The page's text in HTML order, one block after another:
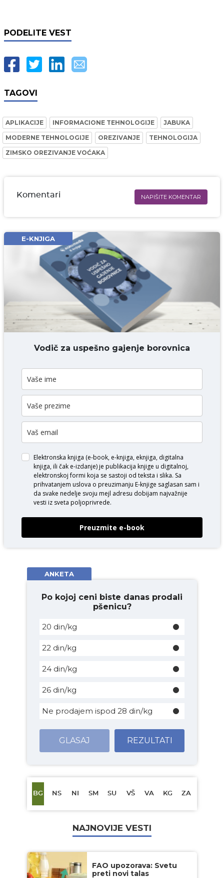
PODELITE VEST
TAGOVI
APLIKACIJE INFORMACIONE TEHNOLOGIJE
JABUKA
MODERNE TEHNOLOGIJE
OREZIVANJE
TEHNOLOGIJA
ZIMSKO OREZIVANJE VOĆAKA
Komentari NAPIŠITE KOMENTAR
Email* obavezno
Komentar* obavezno
DODAJ KOMENTAR
E-KNJIGA
Vodič za uspešno gajenje borovnica
Elektronska knjiga (e-book, e-knjiga, eknjiga, digitalna
knjiga, ili čak e-izdanje) je publikacija knjige u digitalnoj,
elektronskoj formi koja se sastoji od teksta i slika. Sa
prihvatanjem uslova o preuzimanju E-knjige saglasan sam i
da svake nedelje svoju mejl adresu dobijam najvažnije
vesti iz sveta poljoprivrede.
Preuzmite e-book
ANKETA
Po kojoj ceni biste danas prodali
pšenicu?
20 din/kg
22 din/kg
24 din/kg
26 din/kg
Ne prodajem ispod 28 din/kg
GLASAJ REZULTATI
BG NS NI SM SU VŠ VA KG ZA
NAJNOVIJE VESTI
FAO upozorava: Svetu
preti novi talas